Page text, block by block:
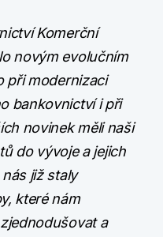
Komerční
novým evolučním
při modernizaci
bankovnictví i při
novinek měli naši
do vývoje a jejich
již staly
které nám
a